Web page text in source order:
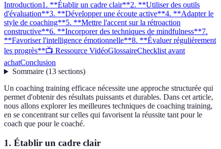
Introduction1. **Établir un cadre clair**2. **Utiliser des outils
d'évaluation**3. **Développer une écoute active**4. **Adapter le
style de coaching**5. **Mettre l'accent sur la rétroaction
constructive**6. **Incorporer des techniques de mindfulness**7.
**Favoriser l'intelligence émotionnelle**8. **Évaluer régulièrement
les progrès**📺 Ressource VidéoGlossaireChecklist avant
achatConclusion
Sommaire(13 sections)
Un coaching training efficace nécessite une approche structurée qui
permet d'obtenir des résultats puissants et durables. Dans cet article,
nous allons explorer les meilleures techniques de coaching training,
en se concentrant sur celles qui favorisent la réussite tant pour le
coach que pour le coaché.
1. Établir un cadre clair